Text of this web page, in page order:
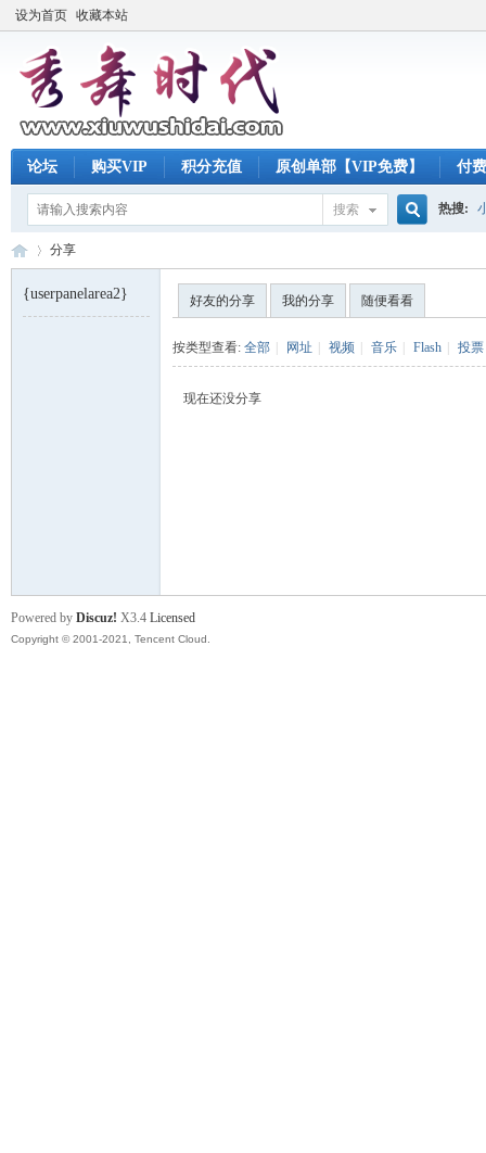
设为首页 收藏本站
论坛 购买VIP 积分充值 原创单部【VIP免费】 付
搜索 热搜:
分享
{userpanelarea2} 好友的分享 我的分享 随便看看
按类型查看: 全部 网址 视频 音乐 Flash 投票
现在还没分享
Powered by Discuz! X3.4 Licensed
Copyright © 2001-2021, Tencent Cloud.